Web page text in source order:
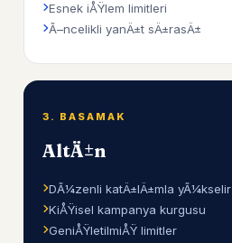
Esnek iÅŸlem limitleri
Ã–ncelikli yanÄ±t sÄ±rasÄ±
3. BASAMAK
AltÄ±n
DÃ¼zenli katÄ±lÄ±mla yÃ¼kselir
KiÅŸisel kampanya kurgusu
GeniÅŸletilmiÅŸ limitler